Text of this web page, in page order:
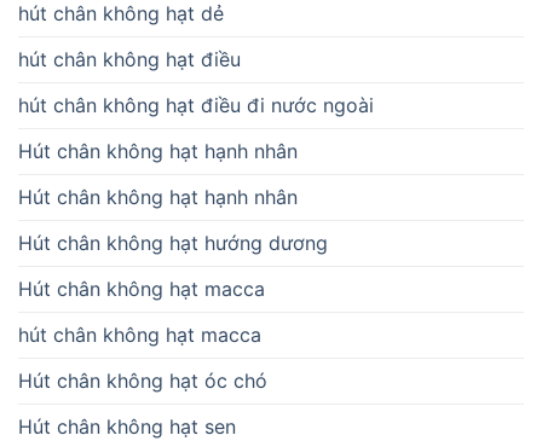
hút chân không hạt dẻ
hút chân không hạt điều
hút chân không hạt điều đi nước ngoài
Hút chân không hạt hạnh nhân
Hút chân không hạt hạnh nhân
Hút chân không hạt hướng dương
Hút chân không hạt macca
hút chân không hạt macca
Hút chân không hạt óc chó
Hút chân không hạt sen